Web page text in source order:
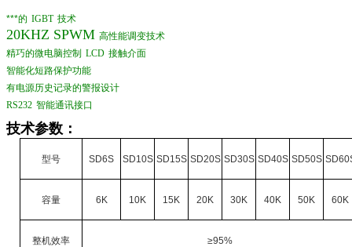
***的 IGBT 技术
20KHZ SPWM 高性能调变技术
精巧的微电脑控制 LCD 接触介面
智能化短路保护功能
有电源历史记录的警报设计
RS232 智能通讯接口
技术参数：
型号 SD6S SD10S SD15S SD20S SD30S SD40S SD50S
容量 6K 10K 15K 20K 30K 40K 50K 60K
整机效率 ≥95%